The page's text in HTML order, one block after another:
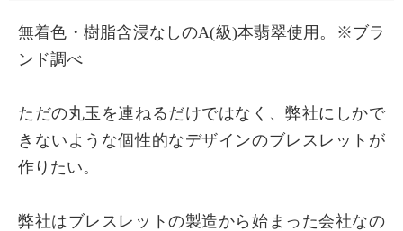
無着色・樹脂含浸なしのA(級)本翡翠使用。※ブラ
ンド調べ
ただの丸玉を連ねるだけではなく、弊社にしかで
きないような個性的なデザインのブレスレットが
作りたい。
弊社はブレスレットの製造から始まった会社なの